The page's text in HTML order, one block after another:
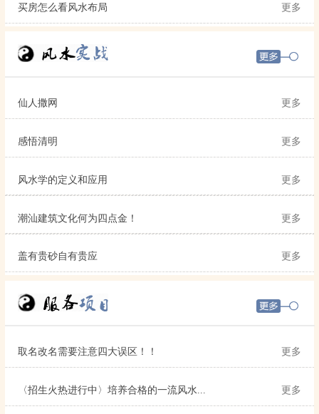
买房怎么看风水布局 更多
仙人撒网 更多
感悟清明 更多
风水学的定义和应用 更多
潮汕建筑文化何为四点金！ 更多
盖有贵砂自有贵应 更多
取名改名需要注意四大误区！！ 更多
〈招生火热进行中〉培养合格的一流风水... 更多